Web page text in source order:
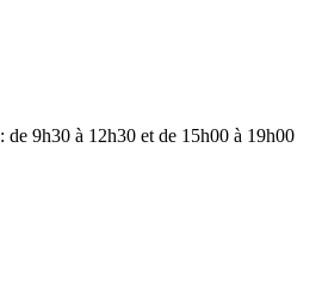
: de 9h30 à 12h30 et de 15h00 à 19h00